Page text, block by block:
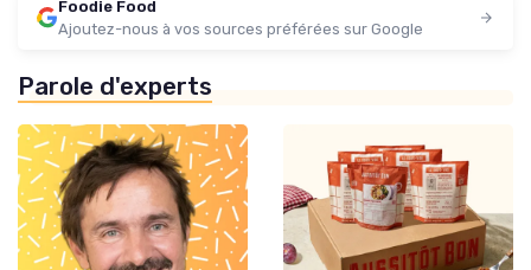
Foodie Food
Ajoutez-nous à vos sources préférées sur Google
Parole d'experts